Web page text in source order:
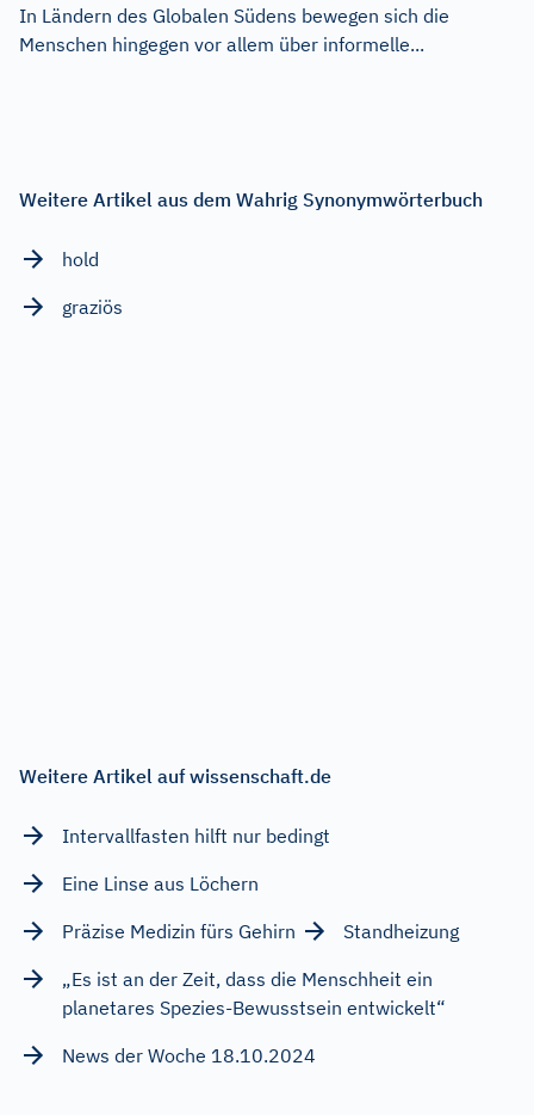
In Ländern des Globalen Südens bewegen sich die
Menschen hingegen vor allem über informelle...
Weitere Artikel aus dem Wahrig Synonymwörterbuch
hold
graziös
Weitere Artikel auf wissenschaft.de
Intervallfasten hilft nur bedingt
Eine Linse aus Löchern
Präzise Medizin fürs Gehirn
Standheizung
„Es ist an der Zeit, dass die Menschheit ein
planetares Spezies-Bewusstsein entwickelt“
News der Woche 18.10.2024